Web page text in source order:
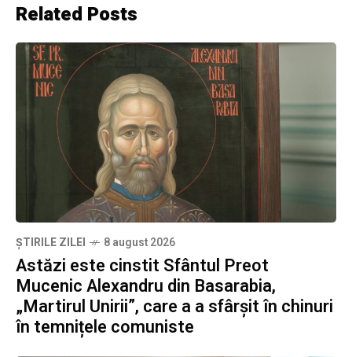
Related Posts
ȘTIRILE ZILEI 8 august 2026
Astăzi este cinstit Sfântul Preot
Mucenic Alexandru din Basarabia,
„Martirul Unirii”, care a a sfârșit în chinuri
în temnițele comuniste